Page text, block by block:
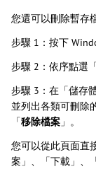
您還可以刪除暫存
步驟 1：按下
步驟 2：依序點選
步驟 3：在「儲存
並列出各類可刪除
「移除檔案 」。
您可以從此頁面直
案」、「下載」、